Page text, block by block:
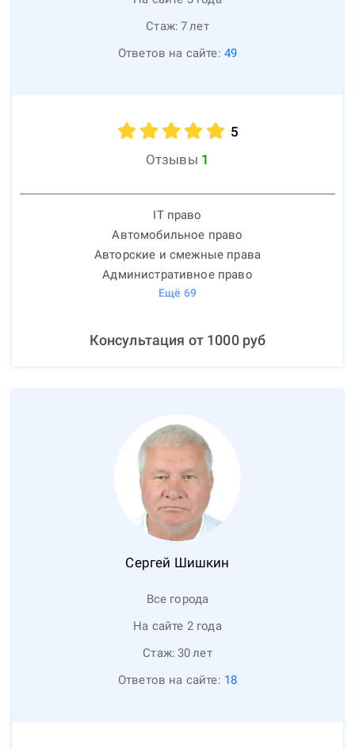
Стаж: 7лет
Ответов на сайте: 49
5
Отзывы 1
IT право
Автомобильное право
Авторские и смежные права
Административное право
Ещё 69
Консультация от 1000руб
Сергей Шишкин
Все города
На сайте 2 года
Стаж: 30лет
Ответов на сайте: 18